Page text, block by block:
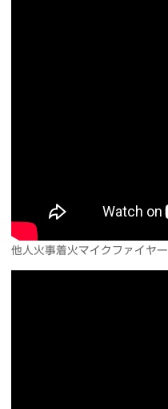
他人火事着火マイクファイヤー